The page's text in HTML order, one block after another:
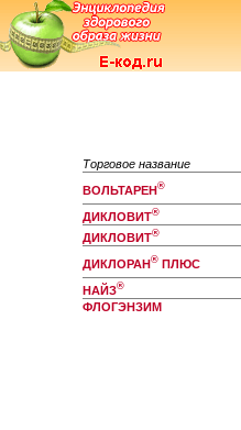
Торговое название
ВОЛЬТАРЕН®
ДИКЛОВИТ®
ДИКЛОВИТ®
ДИКЛОРАН® ПЛЮС
НАЙЗ®
ФЛОГЭНЗИМ